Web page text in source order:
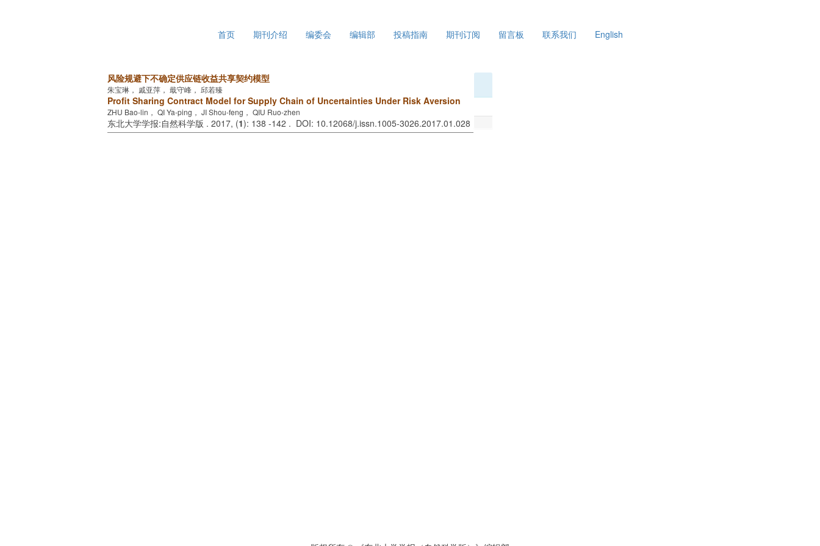
首页 期刊介绍 编委会 编辑部 投稿指南 期刊订阅 留言板 联系我们 English
风险规避下不确定供应链收益共享契约模型
朱宝琳， 戚亚萍， 戢守峰， 邱若臻
Profit Sharing Contract Model for Supply Chain of Uncertainties Under Risk Aversion
ZHU Bao-lin， QI Ya-ping， JI Shou-feng， QIU Ruo-zhen
东北大学学报:自然科学版 . 2017, (1): 138 -142 . DOI: 10.12068/j.issn.1005-3026.2017.01.028